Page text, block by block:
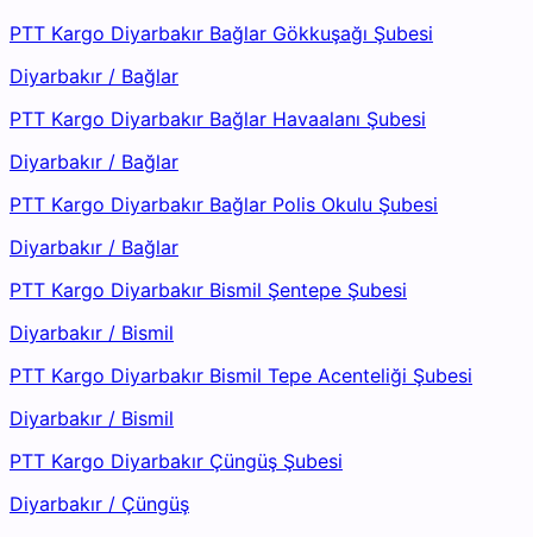
PTT Kargo Diyarbakır Bağlar Gökkuşağı Şubesi
Diyarbakır / Bağlar
PTT Kargo Diyarbakır Bağlar Havaalanı Şubesi
Diyarbakır / Bağlar
PTT Kargo Diyarbakır Bağlar Polis Okulu Şubesi
Diyarbakır / Bağlar
PTT Kargo Diyarbakır Bismil Şentepe Şubesi
Diyarbakır / Bismil
PTT Kargo Diyarbakır Bismil Tepe Acenteliği Şubesi
Diyarbakır / Bismil
PTT Kargo Diyarbakır Çüngüş Şubesi
Diyarbakır / Çüngüş